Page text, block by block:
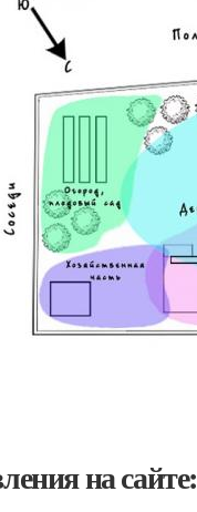
на сайте: